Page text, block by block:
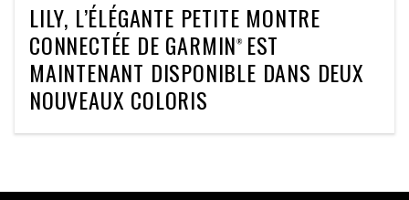
LILY, L’ÉLÉGANTE PETITE MONTRE
CONNECTÉE DE GARMIN® EST
MAINTENANT DISPONIBLE DANS DEUX
NOUVEAUX COLORIS